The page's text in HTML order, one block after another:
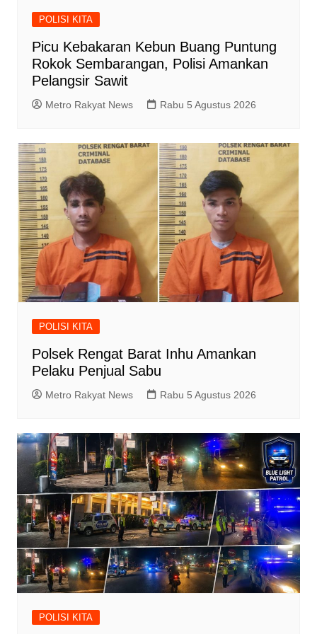
POLISI KITA
Picu Kebakaran Kebun Buang Puntung
Rokok Sembarangan, Polisi Amankan
Pelangsir Sawit
Metro Rakyat News Rabu 5 Agustus 2026
POLISI KITA
Polsek Rengat Barat Inhu Amankan
Pelaku Penjual Sabu
Metro Rakyat News Rabu 5 Agustus 2026
POLISI KITA